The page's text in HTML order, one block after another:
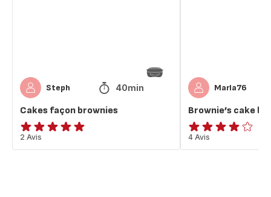
Steph 40min
Cakes façon brownies
Avis
5
2 Avis
Marla76
Brownie’s cake
Avis
4
4 Avis